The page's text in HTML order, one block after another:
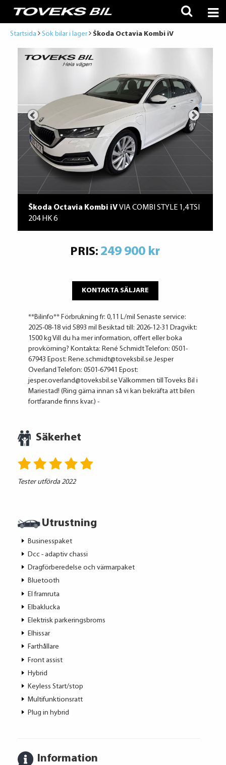
Startsida Sök bilar i lager Škoda Octavia Kombi iV
Škoda Octavia Kombi iVVIA COMBI STYLE 1,4 TSI
204 HK 6
PRIS: 249 900 kr
KONTAKTA SÄLJARE
**Bilinfo** Förbrukning fr: 0,11 L/mil Senaste service:
2025-08-18 vid 5893 mil Besiktad till: 2026-12-31 Dragvikt:
1500 kg Vill du ha mer information, offert eller boka
provkörning? Kontakta: René Schmidt Telefon: 0501-
67943 Epost: Rene.schmidt@toveksbil.se Jesper
Overland Telefon: 0501-67941 Epost:
jesper.overland@toveksbil.se Välkommen till Toveks Bil i
Mariestad! (Ring gärna innan så vi kan bekräfta att bilen
fortfarande finns kvar.) -
Utrustning
Businesspaket
Dcc - adaptiv chassi
Dragförberedelse och värmarpaket
Bluetooth
El framruta
Elbaklucka
Elektrisk parkeringsbroms
Elhissar
Farthållare
Front assist
Hybrid
Keyless Start/stop
Multifunktionsratt
Plug in hybrid
Säkerhet
Tester utförda 2022
Information